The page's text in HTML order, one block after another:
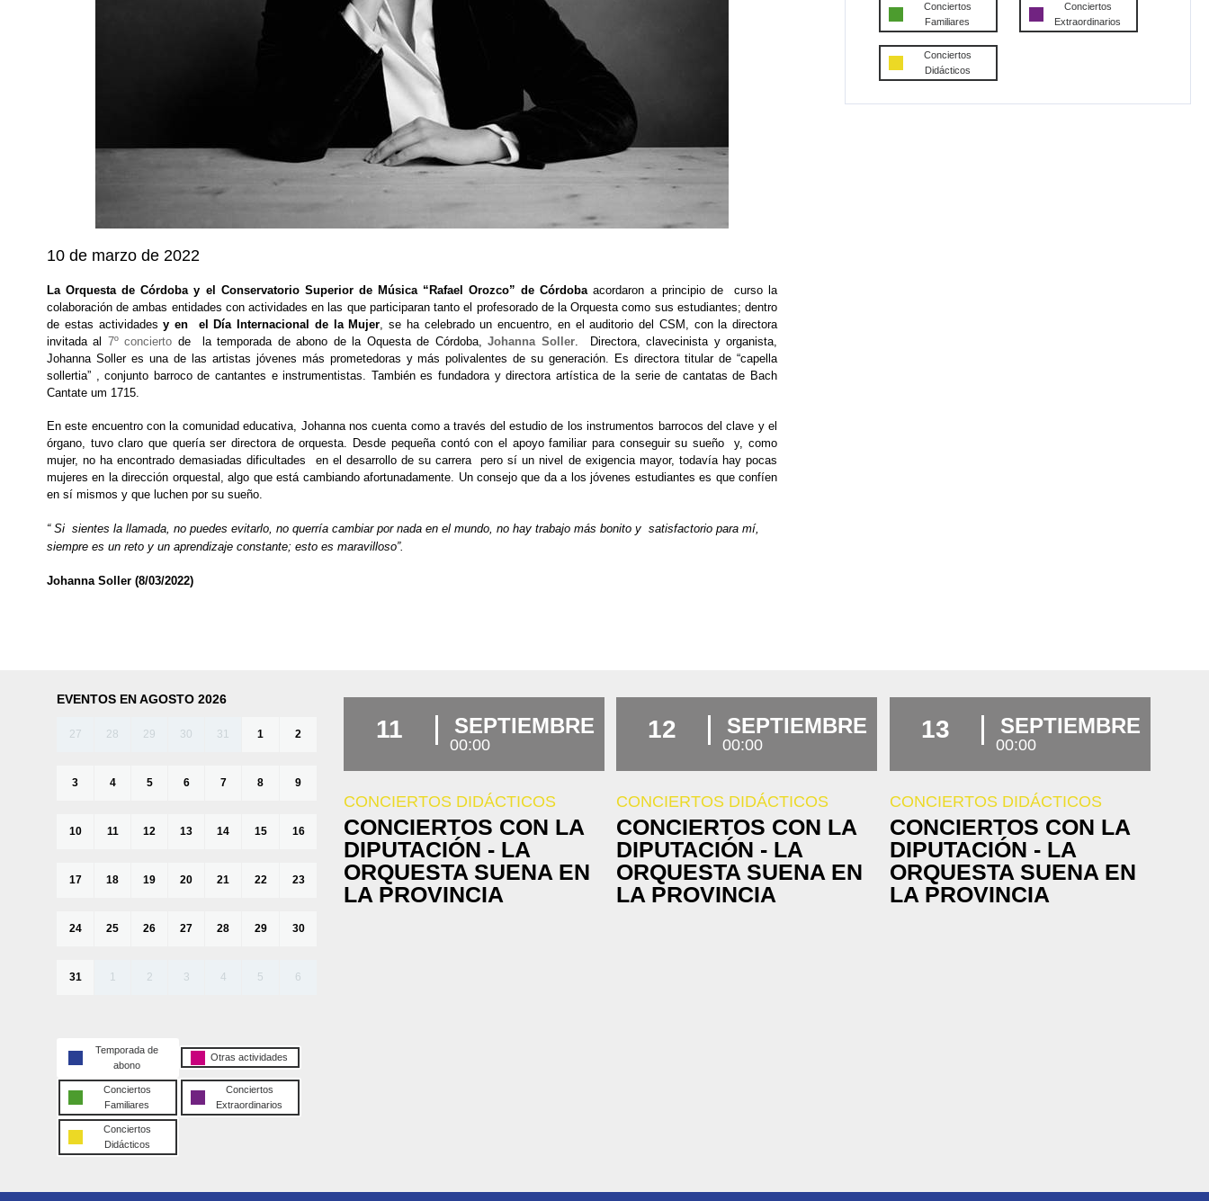
10 de marzo de 2022
La Orquesta de Córdoba y el Conservatorio Superior de Música “Rafael Orozco” de Córdobaacordaron a principio de curso la
colaboración de ambas entidades con actividades en las que participaran tanto el profesorado de la Orquesta como sus estudiantes; dentro
de estas actividadesy en el Día Internacional de la Mujer, se ha celebrado un encuentro, en el auditorio del CSM, con la directora
invitada al 7º concierto de la temporada de abono de la Oquesta de Córdoba,Johanna Soller. Directora, clavecinista y organista,
Johanna Soller es una de las artistas jóvenes más prometedoras y más polivalentes de su generación. Es directora titular de “capella
sollertia” , conjunto barroco de cantantes e instrumentistas. También es fundadora y directora artística de la serie de cantatas de Bach
Cantate um 1715.
En este encuentro con la comunidad educativa, Johanna nos cuenta como a través del estudio de los instrumentos barrocos del clave y el
órgano, tuvo claro que quería ser directora de orquesta. Desde pequeña contó con el apoyo familiar para conseguir su sueño y, como
mujer, no ha encontrado demasiadas dificultades en el desarrollo de su carrera pero sí un nivel de exigencia mayor, todavía hay pocas
mujeres en la dirección orquestal, algo que está cambiando afortunadamente. Un consejo que da a los jóvenes estudiantes es que confíen
en sí mismos y que luchen por su sueño.
“ Si sientes la llamada, no puedes evitarlo, no querría cambiar por nada en el mundo, no hay trabajo más bonito y satisfactorio para mí,
siempre es un reto y un aprendizaje constante; esto es maravilloso”.
Johanna Soller (8/03/2022)
Conciertos
Familiares
Conciertos
Extraordinarios
Conciertos
Didácticos
EVENTOS EN AGOSTO 2026
27 28 29 30 31 1 2
3 4 5 6 7 8 9
10 11 12 13 14 15 16
17 18 19 20 21 22 23
24 25 26 27 28 29 30
31 1 2 3 4 5 6
Temporada de
abono
Otras actividades
Conciertos
Familiares
Conciertos
Extraordinarios
Conciertos
Didácticos
11 SEPTIEMBRE
00:00
CONCIERTOS DIDÁCTICOS
CONCIERTOS CON LA
DIPUTACIÓN - LA
ORQUESTA SUENA EN
LA PROVINCIA
12 SEPTIEMBRE
00:00
CONCIERTOS DIDÁCTICOS
CONCIERTOS CON LA
DIPUTACIÓN - LA
ORQUESTA SUENA EN
LA PROVINCIA
13 SEPTIEMBRE
00:00
CONCIERTOS DIDÁCTICOS
CONCIERTOS CON LA
DIPUTACIÓN - LA
ORQUESTA SUENA EN
LA PROVINCIA